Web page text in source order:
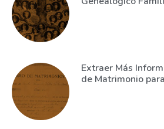
Extraer Más
de Matrimonio